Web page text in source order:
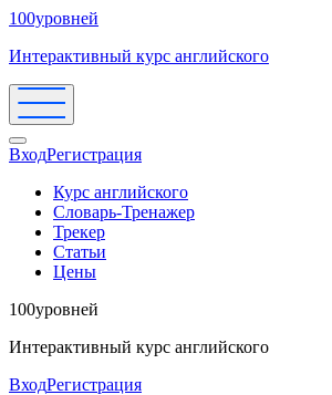
100уровней
Интерактивный курс английского
ВходРегистрация
Курс английского
Словарь-Тренажер
Трекер
Статьи
Цены
100уровней
Интерактивный курс английского
ВходРегистрация